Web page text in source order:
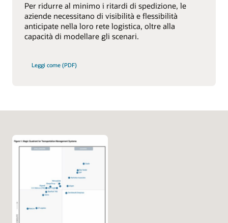
Per ridurre al minimo i ritardi di spedizione, le
aziende necessitano di visibilità e flessibilità
anticipate nella loro rete logistica, oltre alla
capacità di modellare gli scenari.
Leggi come (PDF)